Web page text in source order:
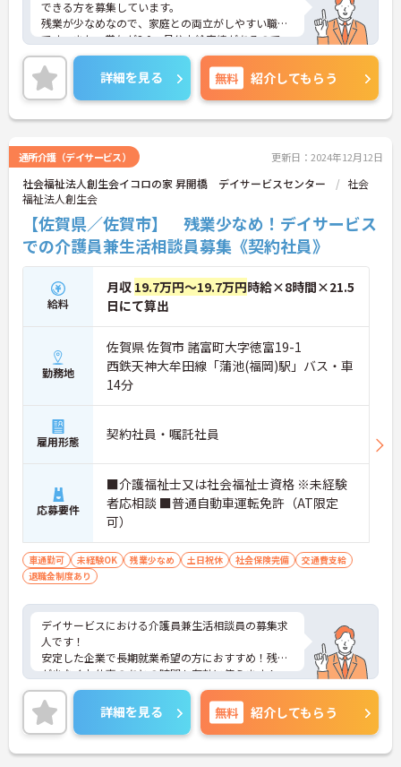
できる方を募集しています。
残業が少なめなので、家庭との両立がしやすい職場
です。また、賞与が3.0ヶ月分支給実績があるので、
頑張りがきちんと評価される職場環境です。
ご興味のある方には、面接対策ポイントなど、さら
に詳細をお話しいたしますのでお気軽にご相談くだ
さい！
詳細を見る 無料 紹介してもらう
通所介護（デイサービス） 更新日：2024年12月12日
社会福祉法人創生会イコロの家 昇開橋 デイサービスセンター
社会
福祉法人創生会
【佐賀県／佐賀市】 残業少なめ！デイサービス
での介護員兼生活相談員募集《契約社員》
給料
月収 19.7万円～19.7万円時給×8時間×21.5
日にて算出
勤務地
佐賀県 佐賀市 諸富町大字徳富19-1
西鉄天神大牟田線「蒲池(福岡)駅」バス・車
14分
雇用形態 契約社員・嘱託社員
応募要件
■介護福祉士又は社会福祉士資格 ※未経験
者応相談 ■普通自動車運転免許（AT限定
可）
車通勤可 未経験OK 残業少なめ 土日祝休 社会保険完備
交通費支給
退職金制度あり
デイサービスにおける介護員兼生活相談員の募集求
人です！
安定した企業で長期就業希望の方におすすめ！残業
が少なくお仕事のあとの時間も有効に使えます！
ご興味ある方には、面接のポイントなど、さらに詳
細をお話致しますのでお気軽にご相談ください。
詳細を見る 無料 紹介してもらう